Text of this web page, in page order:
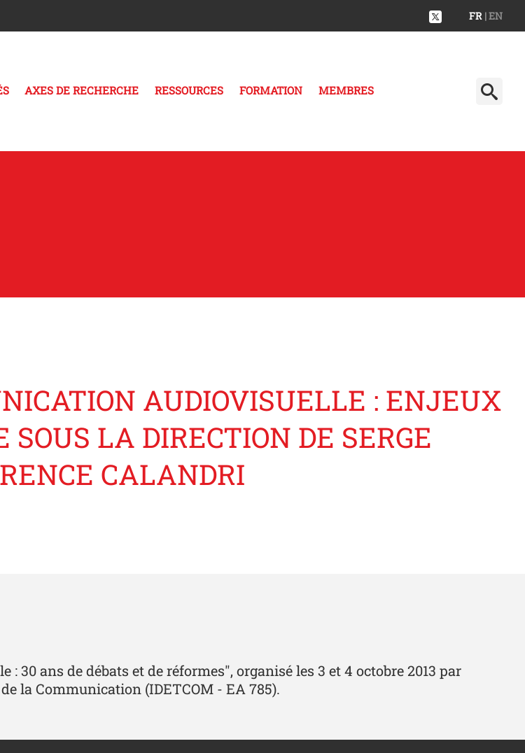
FR | EN
AXES DE RECHERCHE RESSOURCES FORMATION MEMBRES
AUDIOVISUELLE : ENJEUX
LA DIRECTION DE SERGE
CALANDRI
ans de débats et de réformes", organisé les 3 et 4 octobre 2013 par
la Communication (IDETCOM - EA 785).